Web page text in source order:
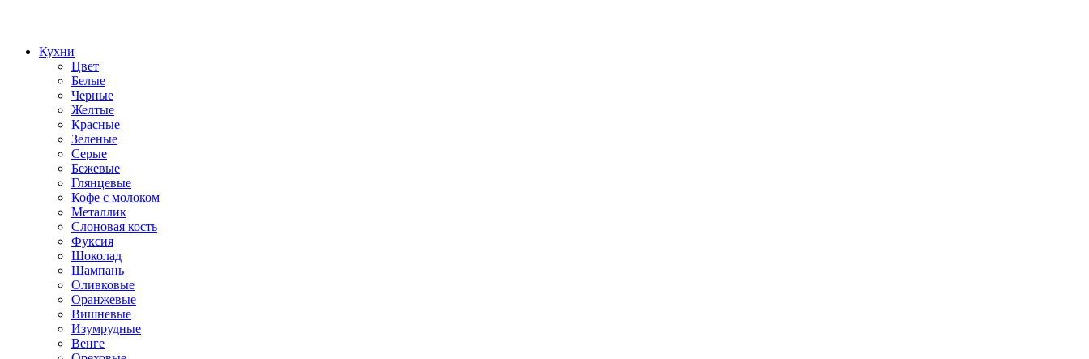
Кухни
Цвет
Белые
Черные
Желтые
Красные
Зеленые
Серые
Бежевые
Глянцевые
Кофе с молоком
Металлик
Слоновая кость
Фуксия
Шоколад
Шампань
Оливковые
Оранжевые
Вишневые
Изумрудные
Венге